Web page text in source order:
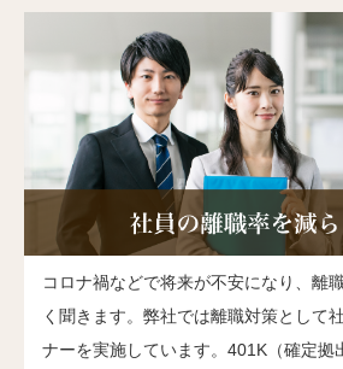
コロナ禍などで将来が不安になり、離
く聞きます。弊社では離職対策として
ナーを実施しています。401K（確定拠